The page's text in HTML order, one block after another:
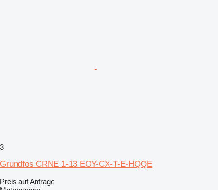
3
Grundfos CRNE 1-13 EOY-CX-T-E-HQQE
Preis auf Anfrage